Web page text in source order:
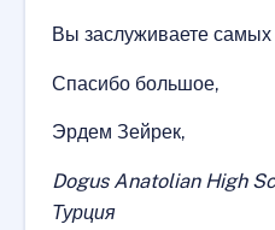
Вы заслуживаете
Спасибо большое,
Эрдем Зейрек,
Dogus Anatolian High
Турция